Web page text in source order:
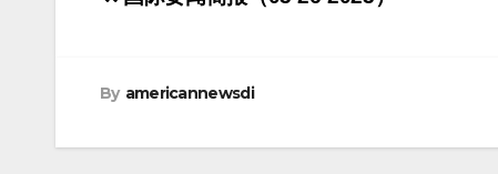
By americannewsdi